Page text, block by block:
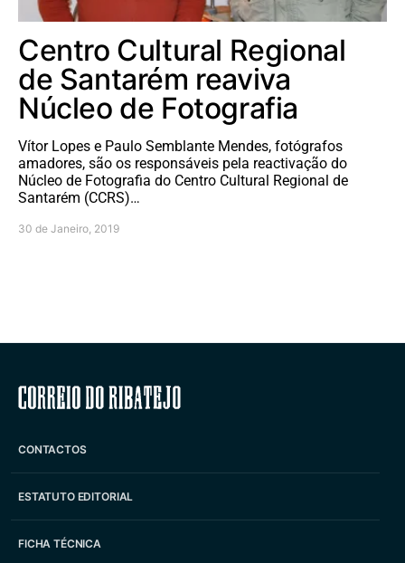
Centro Cultural Regional
de Santarém reaviva
Núcleo de Fotografia
Vítor Lopes e Paulo Semblante Mendes, fotógrafos
amadores, são os responsáveis pela reactivação do
Núcleo de Fotografia do Centro Cultural Regional de
Santarém (CCRS)…
30 de Janeiro, 2019
Correio do Ribatejo
CONTACTOS
ESTATUTO EDITORIAL
FICHA TÉCNICA